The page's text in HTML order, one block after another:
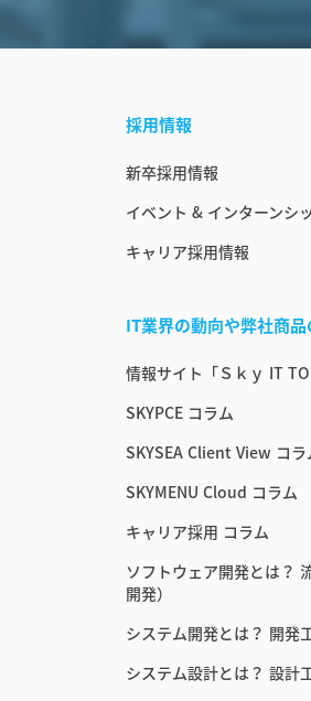
採用情報
新卒採用情報
イベント & インターンシ
キャリア採用情報
IT業界の動向や弊社商
情報サイト「Ｓｋｙ IT
SKYPCE コラム
SKYSEA Client View コラ
SKYMENU Cloud コラム
キャリア採用 コラム
ソフトウェア開発とは？
開発）
システム開発とは？ 開発
システム設計とは？ 設計